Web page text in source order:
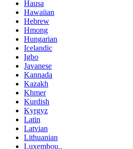
Hausa
Hawaiian
Hebrew
Hmong
Hungarian
Icelandic
Igbo
Javanese
Kannada
Kazakh
Khmer
Kurdish
Kyrgyz
Latin
Latvian
Lithuanian
Luxembou..